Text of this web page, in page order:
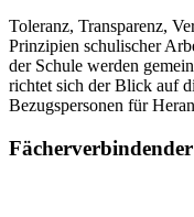
Toleranz, Transparenz,
Prinzipien schulischer
der Schule werden
richtet sich der Blick auf
Bezugspersonen für